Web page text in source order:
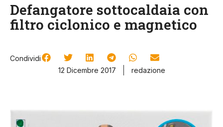
Defangatore sottocaldaia con
filtro ciclonico e magnetico
Condividi
12 Dicembre 2017
redazione